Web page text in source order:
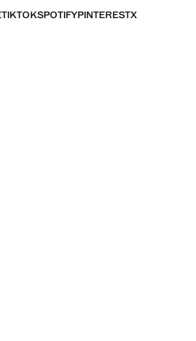
TIKTOKSPOTIFYPINTERESTX